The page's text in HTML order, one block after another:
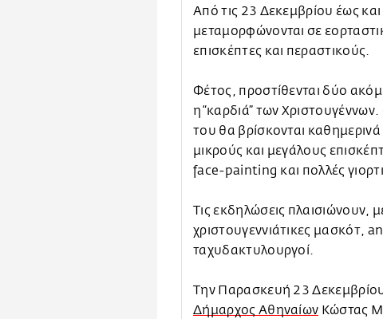
Από τις 23 Δεκεμβρίου έως και
μεταμορφώνονται σε
επισκέπτες και περαστικούς.
Φέτος, προστίθενται δύο
η “καρδιά” των
του θα βρίσκονται
μικρούς και μεγάλους
face-painting και πολλές
Τις εκδηλώσεις πλαισιώνουν,
χριστουγεννιάτικες μασκότ,
ταχυδακτυλουργοί.
Την Παρασκευή 23
Δήμαρχος Αθηναίων Κώστας